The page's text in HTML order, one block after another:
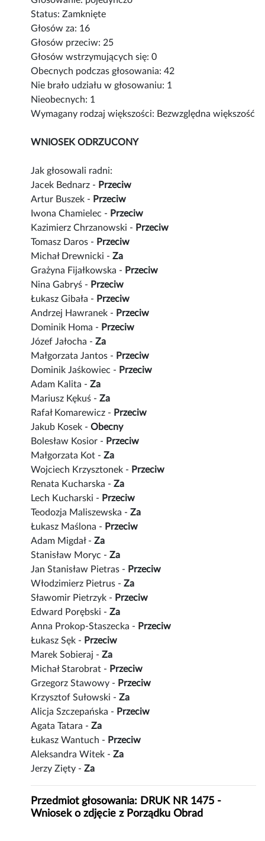
Status: Zamknięte
Głosów za: 16
Głosów przeciw: 25
Głosów wstrzymujących się: 0
Obecnych podczas głosowania: 42
Nie brało udziału w głosowaniu: 1
Nieobecnych: 1
Wymagany rodzaj większości: Bezwzględna większość
WNIOSEK ODRZUCONY
Jak głosowali radni:
Jacek Bednarz - Przeciw
Artur Buszek - Przeciw
Iwona Chamielec - Przeciw
Kazimierz Chrzanowski - Przeciw
Tomasz Daros - Przeciw
Michał Drewnicki -Za
Grażyna Fijałkowska - Przeciw
Nina Gabryś - Przeciw
Łukasz Gibała - Przeciw
Andrzej Hawranek - Przeciw
Dominik Homa - Przeciw
Józef Jałocha -Za
Małgorzata Jantos - Przeciw
Dominik Jaśkowiec - Przeciw
Adam Kalita -Za
Mariusz Kękuś -Za
Rafał Komarewicz - Przeciw
Jakub Kosek -Obecny
Bolesław Kosior - Przeciw
Małgorzata Kot -Za
Wojciech Krzysztonek - Przeciw
Renata Kucharska -Za
Lech Kucharski - Przeciw
Teodozja Maliszewska -Za
Łukasz Maślona - Przeciw
Adam Migdał -Za
Stanisław Moryc -Za
Jan Stanisław Pietras - Przeciw
Włodzimierz Pietrus -Za
Sławomir Pietrzyk - Przeciw
Edward Porębski -Za
Anna Prokop-Staszecka - Przeciw
Łukasz Sęk - Przeciw
Marek Sobieraj -Za
Michał Starobrat - Przeciw
Grzegorz Stawowy - Przeciw
Krzysztof Sułowski -Za
Alicja Szczepańska - Przeciw
Agata Tatara -Za
Łukasz Wantuch - Przeciw
Aleksandra Witek -Za
Jerzy Zięty -Za
Przedmiot głosowania: DRUK NR 1475 -
Wniosek o zdjęcie z Porządku Obrad